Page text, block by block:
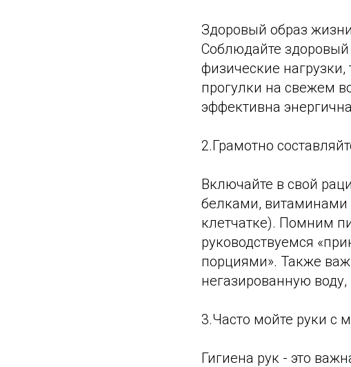
Здоровый образ
Соблюдайте
физические
прогулки на свежем
эффективна
2.Грамотно
Включайте в свой
белками,
клетчатке). Помним
руководствуемся
порциями». Также
негазированную
3.Часто мойте руки с
Гигиена рук - это